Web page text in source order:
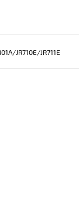
JR710E/JR711E